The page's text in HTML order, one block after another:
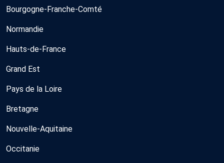
Bourgogne-Franche-Comté
Normandie
Hauts-de-France
Grand Est
Pays de la Loire
Bretagne
Nouvelle-Aquitaine
Occitanie